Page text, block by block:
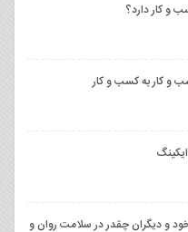
و کار دارد؟
و دیگران چقدر در سلامت روان و